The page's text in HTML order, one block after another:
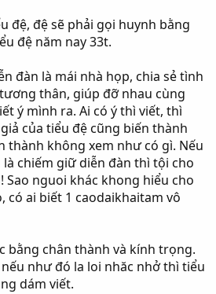
đệ, đệ sẽ phải gọi huynh bằng
đệ năm nay 33t.
đàn là mái nhà họp, chia sẻ tình
thân, giúp đỡ nhau cùng
ý mình ra. Ai có ý thì viết, thì
của tiểu đệ cũng biến thành
thành không xem như có gì. Nếu
chiếm giữ diễn đàn thì tội cho
Sao nguoi khác khong hiểu cho
có ai biết 1 caodaikhaitam vô
bằng chân thành và kính trọng.
như đó la loi nhăc nhở thì tiểu
dám viết.